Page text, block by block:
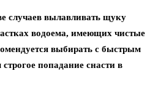
случаев вылавливать щуку
водоема, имеющих чистые
выбирать с быстрым
попадание снасти в